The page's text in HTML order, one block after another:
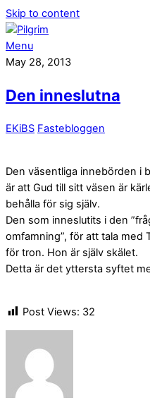
Skip to content
Menu
May 28, 2013
Den inneslutna
EKiBS Fastebloggen
Den väsentliga innebörden i
är att Gud till sitt väsen är
behålla för sig själv.
Den som inneslutits i den
omfamning”, för att tala med
för tron. Hon är själv skälet.
Detta är det yttersta syftet
Post Views: 32